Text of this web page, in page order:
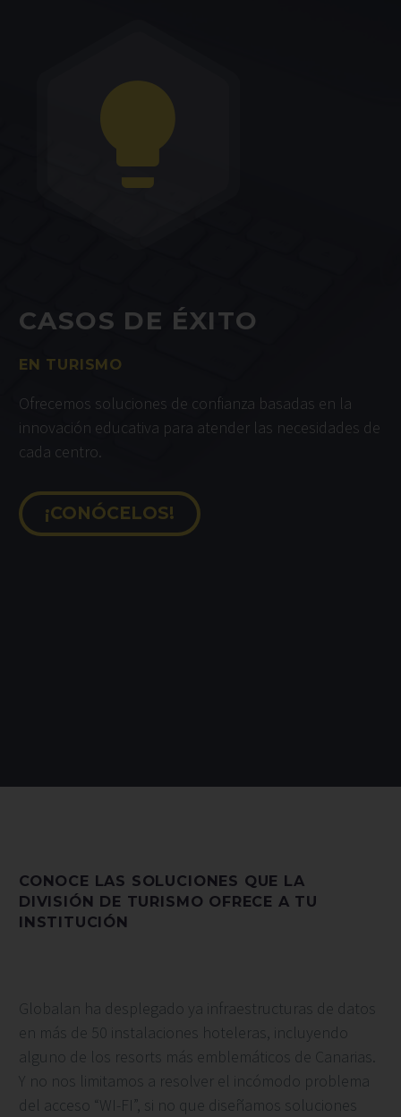


CASOS DE ÉXITO
EN TURISMO
Ofrecemos soluciones de confianza basadas en la
innovación educativa para atender las necesidades de
cada centro.
¡CONÓCELOS!
CONOCE LAS SOLUCIONES QUE LA
DIVISIÓN DE TURISMO OFRECE A TU
INSTITUCIÓN
Globalan ha desplegado ya infraestructuras de datos
en más de 50 instalaciones hoteleras, incluyendo
alguno de los resorts más emblemáticos de Canarias.
Y no nos limitamos a resolver el incómodo problema
del acceso “WI-FI”, si no que diseñamos soluciones